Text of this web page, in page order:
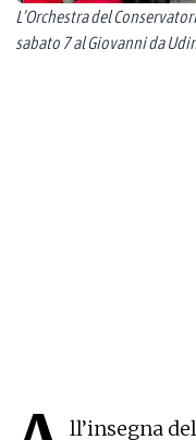
L’Orchestra del
sabato 7 al Giovanni da
ll’insegna